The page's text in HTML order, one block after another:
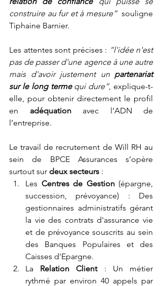
construire au fur et à mesure” souligne
Tiphaine Barnier.
Les attentes sont précises : “l'idée n'est
pas de passer d'une agence à une autre
mais d'avoir justement un partenariat
sur le long terme qui dure”, explique-t-
elle, pour obtenir directement le profil
en adéquation avec l’ADN de
l’entreprise.
Le travail de recrutement de Will RH au
sein de BPCE Assurances s’opère
surtout sur deux secteurs :
Les Centres de Gestion (épargne,
succession, prévoyance) : Des
la vie des contrats d'assurance vie
et de prévoyance souscrits au sein
des Banques Populaires et des
Caisses d'Epargne.
La Relation Client : Un métier
rythmé par environ 40 appels par